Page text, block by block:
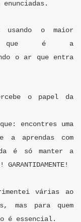
usando o maior
que é a
o ar que entra
o papel da
encontres uma
a aprendas com
é só manter a
várias ao
mas para quem
é essencial.